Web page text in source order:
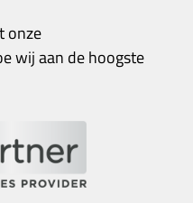
onze
wij aan de hoogste